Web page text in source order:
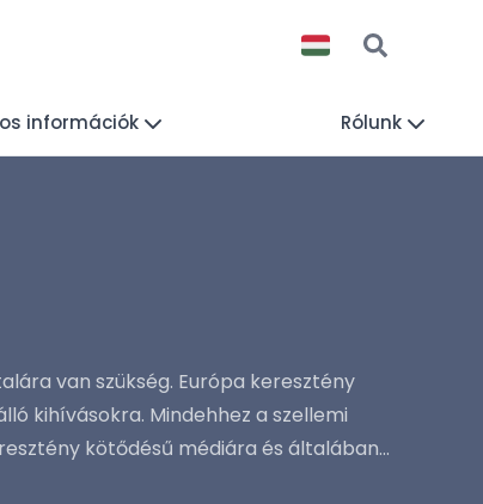
információk Rólunk
van szükség. Európa keresztény
kihívásokra. Mindehhez a szellemi
kötődésű médiára és általában...